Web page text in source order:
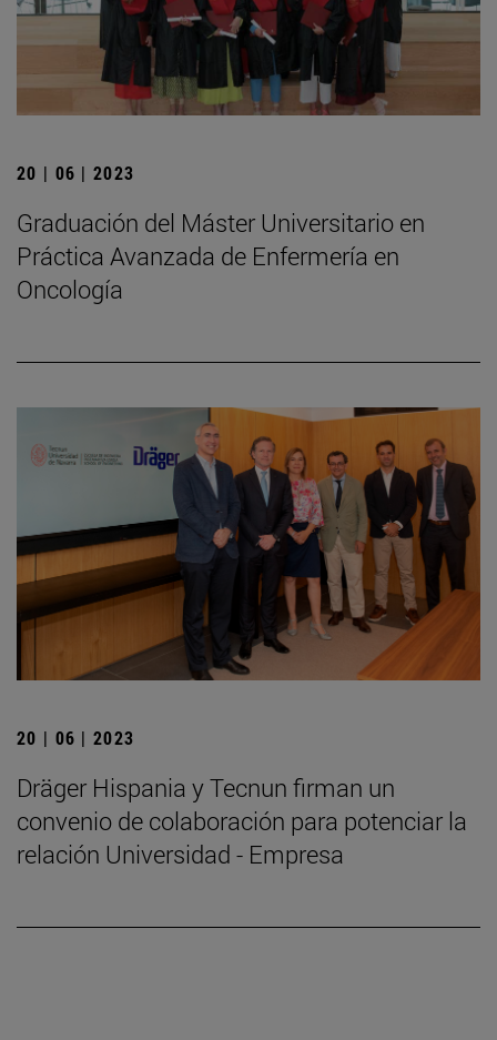
20 | 06 | 2023
Graduación del Máster Universitario en
Práctica Avanzada de Enfermería en
Oncología
20 | 06 | 2023
Dräger Hispania y Tecnun firman un
convenio de colaboración para potenciar la
relación Universidad - Empresa